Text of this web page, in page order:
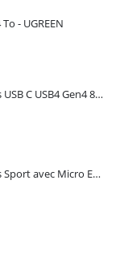
- UGREEN
Câble 240W Câble USB-C vers USB C USB4 Gen4 80Gbps pour Thunderbolt 5/4/3, Premium 18K double écran triple 4K PD3.1 - UGREEN
Écouteurs Bluetooth ouverts Sport avec Micro ENC IPX5 – HiTune S3 UGREEN 45785